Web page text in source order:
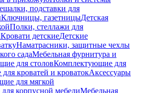
подставки для
Ключницы, газетницыДетская
Полки, стеллажи для
Кровати детскиеДетские
Наматрасники, защитные чехлы
садаМебельная фурнитура и
для столовКомплектующие для
кроватей и кроватокАксессуары
для мягкой
корпусной мебелиМебельная